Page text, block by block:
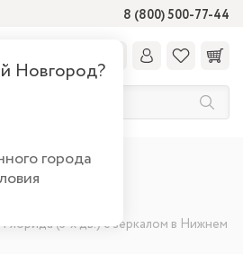
8 (800) 500-77-44
Новгород?
города
(3-х дв.) с зеркалом в Нижнем